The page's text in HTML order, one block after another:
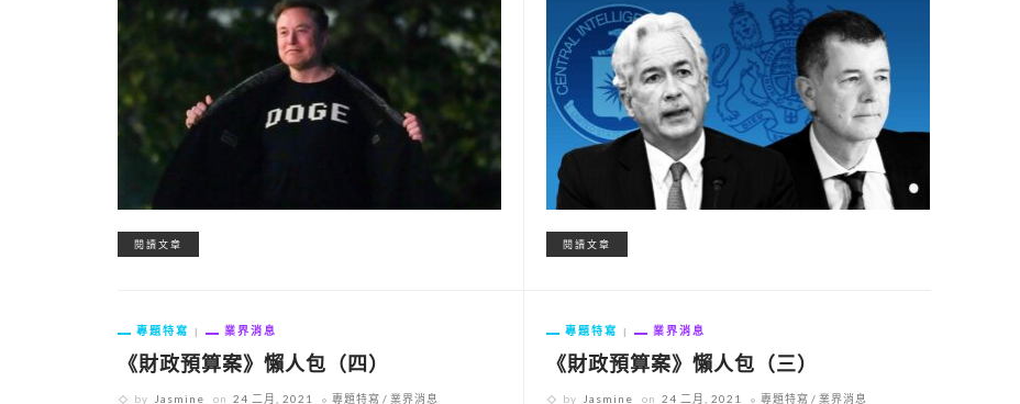
閱讀文章 閱讀文章
專題特寫 業界消息
《財政預算案》懶人包（四）
by Jasmine on 24 二月, 2021 專題特寫
業界消息
專題特寫 業界消息
《財政預算案》懶人包（三）
by Jasmine on 24 二月, 2021 專題特寫
業界消息